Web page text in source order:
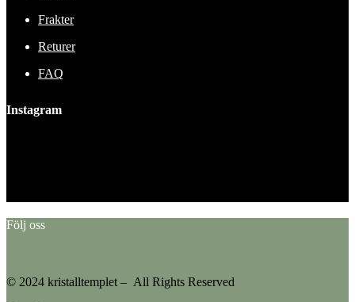
Frakter
Returer
FAQ
Instagram
Följ oss
© 2024 kristalltemplet – All Rights Reserved